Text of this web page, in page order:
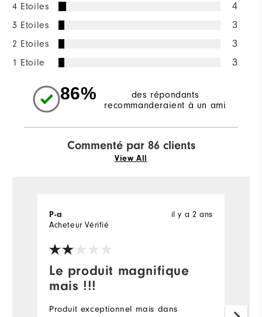
4 Etoiles 4
3 Etoiles 3
2 Etoiles 3
1 Etoile 3
86%
des répondants
recommanderaient à un ami
Commenté par 86 clients
View All
Le produit magnifique
mais !!!
il y a 2 ans
P-a
Acheteur Vérifié
Produit exceptionnel mais dans